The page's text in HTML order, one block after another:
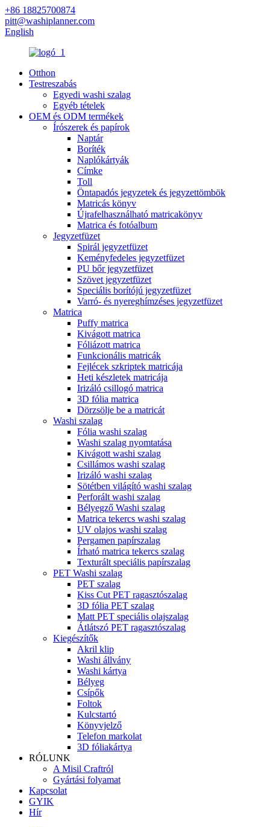
+86 18825700874
pitt@washiplanner.com
English
Otthon
Testreszabás
Egyedi washi szalag
Egyéb tételek
OEM és ODM termékek
Írószerek és papírok
Naptár
Boríték
Naplókártyák
Címke
Toll
Öntapadós jegyzetek és jegyzettömbök
Matricás könyv
Újrafelhasználható matricakönyv
Matrica és fotóalbum
Jegyzetfüzet
Spirál jegyzetfüzet
Keményfedeles jegyzetfüzet
PU bőr jegyzetfüzet
Szövet jegyzetfüzet
Speciális borítójú jegyzetfüzet
Varró- és nyereghímzéses jegyzetfüzet
Matrica
Puffy matrica
Kivágott matrica
Fóliázott matrica
Funkcionális matricák
Fejlécek szkriptek matricája
Heti készletek matricája
Irizáló csillogó matrica
3D fólia matrica
Dörzsölje be a matricát
Washi szalag
Fólia washi szalag
Washi szalag nyomtatása
Kivágott washi szalag
Csillámos washi szalag
Irizáló washi szalag
Sötétben világító washi szalag
Perforált washi szalag
Bélyegző Washi szalag
Matrica tekercs washi szalag
UV olajos washi szalag
Pergamen papírszalag
Írható matrica tekercs szalag
Texturált speciális papírszalag
PET Washi szalag
PET szalag
Kiss Cut PET ragasztószalag
3D fólia PET szalag
Matt PET speciális olajszalag
Átlátszó PET ragasztószalag
Kiegészítők
Akril klip
Washi állvány
Washi kártya
Bélyeg
Csípők
Foltok
Kulcstartó
Könyvjelző
Telefon markolat
3D fóliakártya
RÓLUNK
A Misil Craftról
Gyártási folyamat
Kapcsolat
GYIK
Hír